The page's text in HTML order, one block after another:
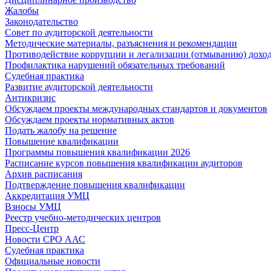
Жалобы
Законодательство
Совет по аудиторской деятельности
Методические материалы, разъяснения и рекомендации
Противодействие коррупции и легализации (отмыванию)
Профилактика нарушений обязательных требований
Судебная практика
Развитие аудиторской деятельности
Антикризис
Обсуждаем проекты международных стандартов и документов
Обсуждаем проекты нормативных актов
Подать жалобу на решение
Повышение квалификации
Программы повышения квалификации 2026
Расписание курсов повышения квалификации аудиторов
Архив расписания
Подтверждение повышения квалификации
Аккредитация УМЦ
Взносы УМЦ
Реестр учебно-методических центров
Пресс-Центр
Новости СРО ААС
Судебная практика
Официальные новости